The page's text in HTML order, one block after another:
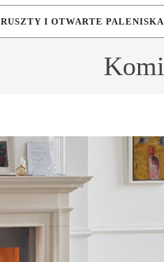
RUSZTY I OTWARTE PALENISKA